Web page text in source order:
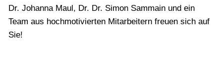
Dr. Johanna Maul, Dr. Dr. Simon Sammain und ein
Team aus hochmotivierten Mitarbeitern freuen sich auf
Sie!